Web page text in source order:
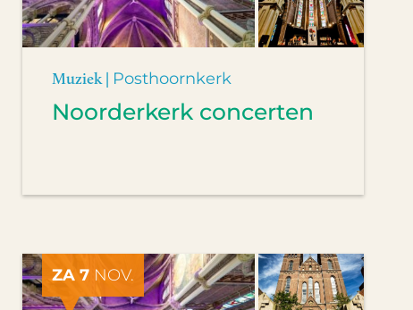
Muziek | Posthoornkerk
Noorderkerk concerten
ZA 7NOV.